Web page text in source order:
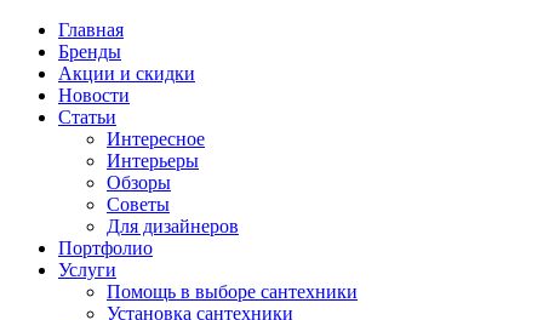
Главная
Бренды
Акции и скидки
Новости
Статьи
Интересное
Интерьеры
Обзоры
Советы
Для дизайнеров
Портфолио
Услуги
Помощь в выборе сантехники
Установка сантехники